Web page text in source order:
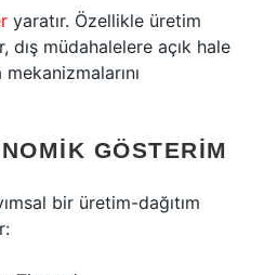
yaratır. Özellikle üretim
dış müdahalelere açık hale
GÖSTERIM
bir üretim-dağıtım